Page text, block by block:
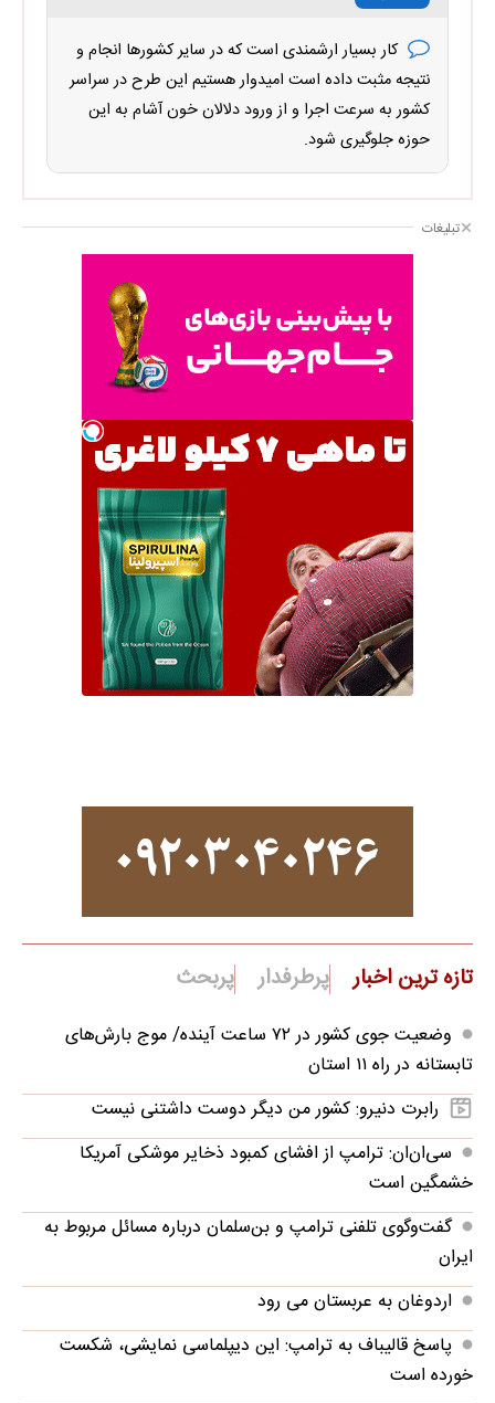
کار بسیار ارشمندی است که در سایر کشورها انجام و
نتیجه مثبت داده است امیدوار هستیم این طرح در سراسر
کشور به سرعت اجرا و از ورود دلالان خون آشام به این
حوزه جلوگیری شود.
تبلیغات
تازه ترین اخبار پرطرفدار پربحث
وضعیت جوی کشور در ۷۲ ساعت آینده/ موج بارش‌های
تابستانه در راه ۱۱ استان
رابرت دنیرو: کشور من دیگر دوست داشتنی نیست
سی‌ان‌ان: ترامپ از افشای کمبود ذخایر موشکی آمریکا
خشمگین است
گفت‌وگوی تلفنی ترامپ و بن‌سلمان درباره مسائل مربوط به
ایران
اردوغان به عربستان می رود
پاسخ قالیباف به ترامپ: این دیپلماسی نمایشی، شکست
خورده است